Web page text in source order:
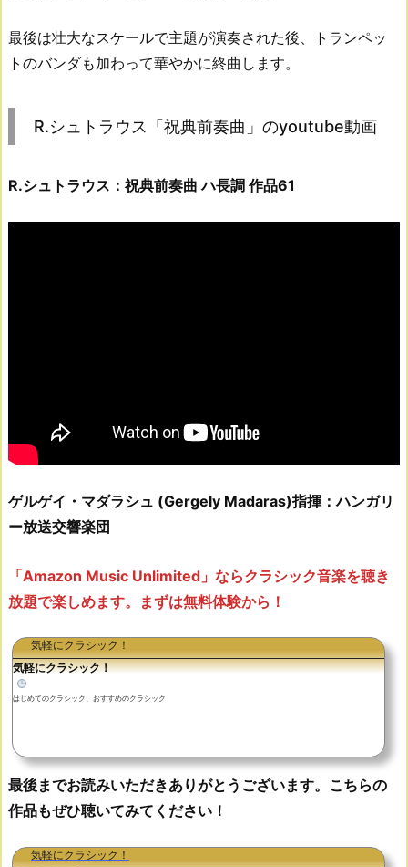
最後は壮大なスケールで主題が演奏された後、トランペッ
トのバンダも加わって華やかに終曲します。
R.シュトラウス「祝典前奏曲」のyoutube動画
R.シュトラウス：祝典前奏曲 ハ長調 作品61
ゲルゲイ・マダラシュ (Gergely Madaras)指揮：ハンガリ
ー放送交響楽団
「Amazon Music Unlimited」ならクラシック音楽を聴き
放題で楽しめます。まずは無料体験から！
気軽にクラシック！
気軽にクラシック！
はじめてのクラシック、おすすめのクラシック
最後までお読みいただきありがとうございます。こちらの
作品もぜひ聴いてみてください！
気軽にクラシック！